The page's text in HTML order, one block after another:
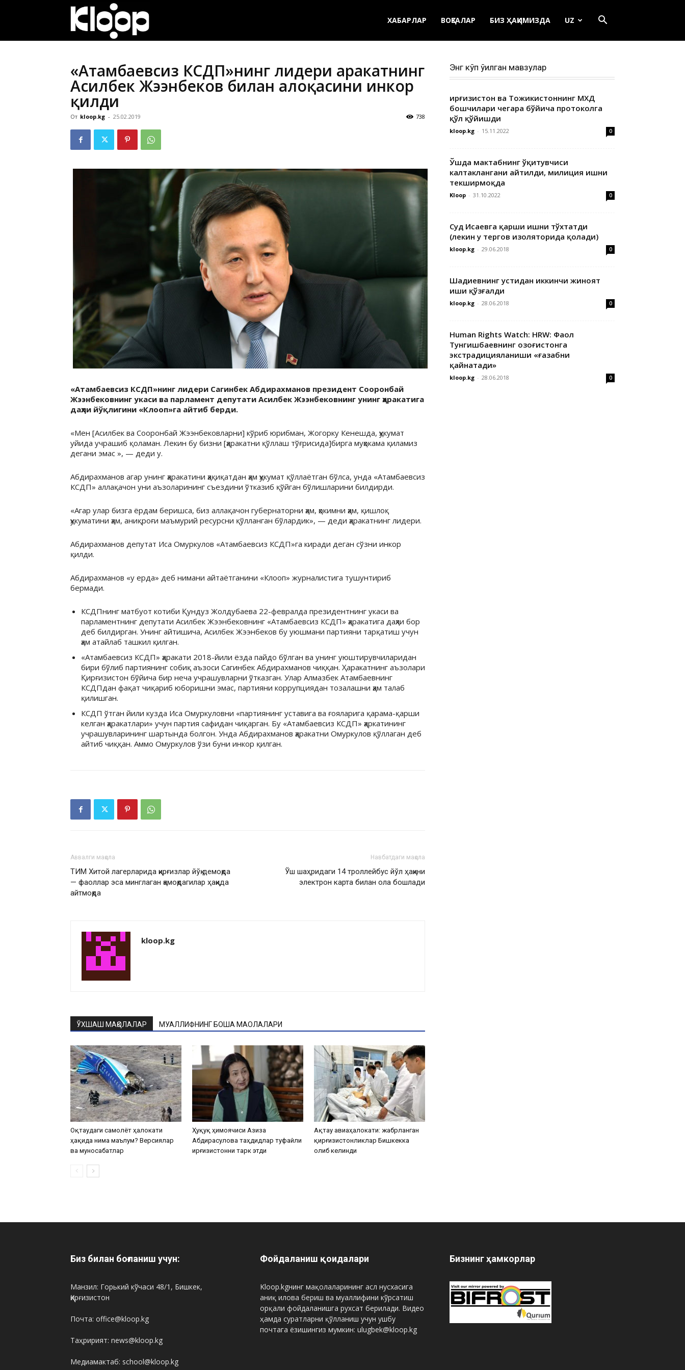
ХАБАРЛАР ВОҚЕАЛАР БИЗ ҲАҚИМИЗДА UZ
«Атамбаевсиз КСДП»нинг лидери ҳаракатнинг
Асилбек Жээнбеков билан алоқасини инкор
қилди
От kloop.kg - 25.02.2019 738
«Атамбаевсиз КСДП»нинг лидери Сагинбек Абдирахманов президент Сооронбай
Жээнбековнинг укаси ва парламент депутати Асилбек Жээнбековнинг унинг ҳаракатига
даҳли йўқлигини «Клооп»га айтиб берди.
«Мен [Асилбек ва Сооронбай Жээнбековларни] кўриб юрибман, Жогорку Кенешда, ҳукумат
уйида учрашиб қоламан. Лекин бу бизни [ҳаракатни қўллаш тўғрисида]бирга муҳокама қиламиз
дегани эмас », — деди у.
Абдирахманов агар унинг ҳаракатини ҳақиқатдан ҳам ҳукумат қўллаётган бўлса, унда «Атамбаевсиз
КСДП» аллақачон уни аъзоларининг съездини ўтказиб қўйган бўлишларини билдирди.
«Агар улар бизга ёрдам беришса, биз аллақачон губернаторни ҳам, ҳокимни ҳам, қишлоқ
ҳукуматини ҳам, аниқроғи маъмурий ресурсни қўлланган бўлардик», — деди ҳаракатнинг лидери.
Абдирахманов депутат Иса Омуркулов «Атамбаевсиз КСДП»га киради деган сўзни инкор
қилди.
Абдирахманов «у ерда» деб нимани айтаётганини «Клооп» журналистига тушунтириб
бермади.
КСДПнинг матбуот котиби Қундуз Жолдубаева 22-февралда президентнинг укаси ва
парламентнинг депутати Асилбек Жээнбековнинг «Атамбаевсиз КСДП» ҳаракатига даҳли бор
деб билдирган. Унинг айтишича, Асилбек Жээнбеков бу уюшмани партияни тарқатиш учун
ҳам атайлаб ташкил қилган.
«Атамбаевсиз КСДП» ҳаракати 2018-йили ёзда пайдо бўлган ва унинг уюштирувчиларидан
бири бўлиб партиянинг собиқ аъзоси Сагинбек Абдирахманов чиққан. Ҳаракатнинг аъзолари
Қирғизистон бўйича бир неча учрашувларни ўтказган. Улар Алмазбек Атамбаевнинг
КСДПдан фақат чиқариб юборишни эмас, партияни коррупциядан тозалашни ҳам талаб
қилишган.
КСДП ўтган йили кузда Иса Омуркуловни «партиянинг уставига ва ғояларига қарама-қарши
келган ҳаракатлари» учун партия сафидан чиқарган. Бу «Атамбаевсиз КСДП» ҳаркатининг
учрашувларининг шартында болгон. Унда Абдирахманов ҳаракатни Омуркулов қўллаган деб
айтиб чиққан. Аммо Омуркулов ўзи буни инкор қилган.
Аввалги мақола
ТИМ Хитой лагерларида қирғизлар йўқ демоқда
— фаоллар эса минглаган қамоқдагилар ҳақида
айтмоқда
Навбатдаги мақола
Ўш шаҳридаги 14 троллейбус йўл ҳақини
электрон карта билан ола бошлади
kloop.kg
ЎХШАШ МАҚОЛАЛАР МУАЛЛИФНИНГ БОШҚА МАҚОЛАЛАРИ
Оқтаудаги самолёт ҳалокати
ҳақида нима маълум? Версиялар
ва муносабатлар
Ҳуқуқ ҳимоячиси Азиза
Абдирасулова таҳдидлар туфайли
Қирғизистонни тарк этди
Ақтау авиаҳалокати: жабрланган
қирғизистонликлар Бишкекка
олиб келинди
Энг кўп ўқилган мавзулар
Қирғизистон ва Тожикистоннинг МХДҚ
бошчилари чегара бўйича протоколга
қўл қўйишди
kloop.kg - 15.11.2022 0
Ўшда мактабнинг ўқитувчиси
калтаклангани айтилди, милиция ишни
текширмоқда
Kloop - 31.10.2022 0
Суд Исаевга қарши ишни тўхтатди
(лекин у тергов изоляторида қолади)
kloop.kg - 29.06.2018 0
Шадиевнинг устидан иккинчи жиноят
иши қўзғалди
kloop.kg - 28.06.2018 0
Human Rights Watch: HRW: Фаол
Тунгишбаевнинг Қозоғистонга
экстрадицияланиши «ғазабни
қайнатади»
kloop.kg - 28.06.2018 0
Биз билан боғланиш учун:
Манзил: Горький кўчаси 48/1, Бишкек,
Қирғизистон
Почта: office@kloop.kg
Таҳририят: news@kloop.kg
Медиамактаб: school@kloop.kg
Фойдаланиш қоидалари
Kloop.kgнинг мақолаларининг асл нусхасига
аниқ илова бериш ва муаллифини кўрсатиш
орқали фойдаланишга рухсат берилади. Видео
ҳамда суратларни қўлланиш учун ушбу
почтага ёзишингиз мумкин: ulugbek@kloop.kg
Бизнинг ҳамкорлар